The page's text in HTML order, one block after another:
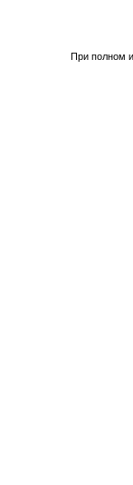
При полном